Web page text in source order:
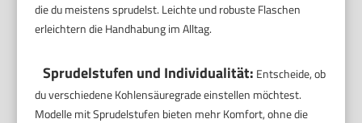
die du meistens sprudelst. Leichte und robuste Flaschen
erleichtern die Handhabung im Alltag.
Sprudelstufen und Individualität: Entscheide, ob
du verschiedene Kohlensäuregrade einstellen möchtest.
Modelle mit Sprudelstufen bieten mehr Komfort, ohne die